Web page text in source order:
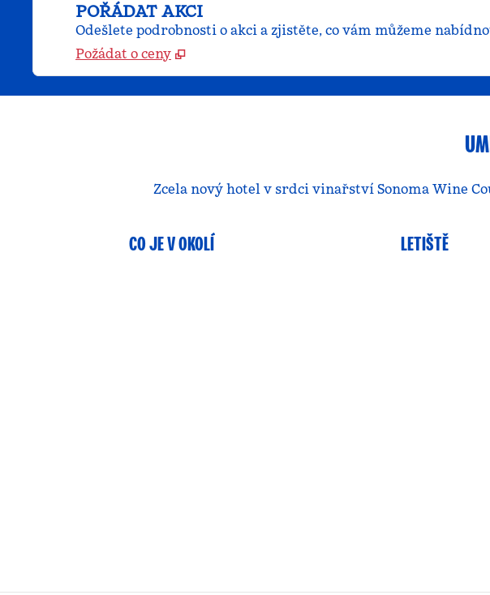
POŘÁDAT AKCI
Odešlete podrobnosti o akci a zjistěte, co vám můžeme
Požádat o ceny
Zcela nový hotel v srdci vinařství Sonoma Wine
CO JE V OKOLÍ LETIŠTĚ